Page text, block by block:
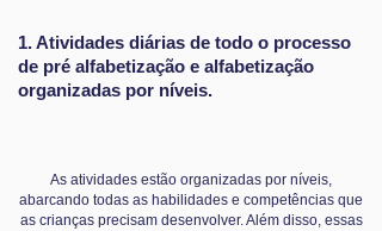
1. Atividades diárias de todo o processo
de pré alfabetização e alfabetização
organizadas por níveis.
As atividades estão organizadas por níveis,
abarcando todas as habilidades e competências que
as crianças precisam desenvolver. Além disso, essas